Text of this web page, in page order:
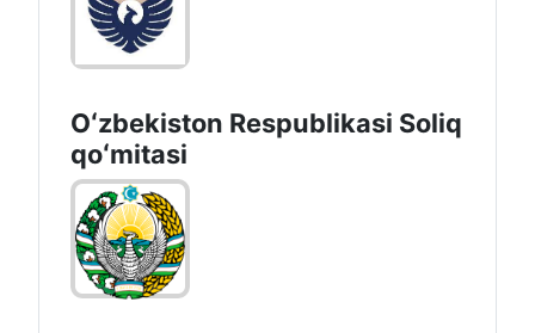
Oʻzbekiston Respublikasi Soliq
qoʻmitasi